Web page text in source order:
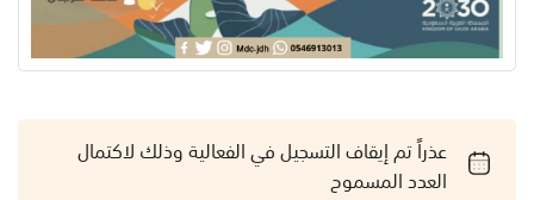
عذراً تم إيقاف التسجيل في الفعالية وذلك لاكتمال
العدد المسموح